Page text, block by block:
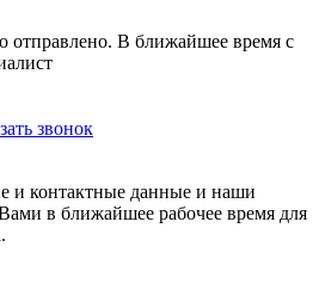
отправлено. В ближайшее время с
звонок
и контактные данные и наши
в ближайшее рабочее время для